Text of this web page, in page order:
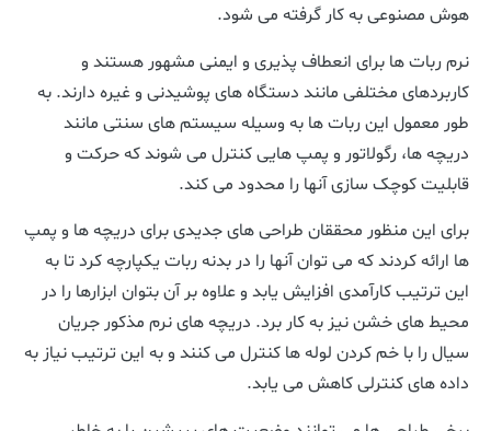
هوش مصنوعی به کار گرفته می شود.
نرم ربات ها برای انعطاف پذیری و ایمنی مشهور هستند و
کاربردهای مختلفی مانند دستگاه های پوشیدنی و غیره دارند. به
طور معمول این ربات ها به وسیله سیستم های سنتی مانند
دریچه ها، رگولاتور و پمپ هایی کنترل می شوند که حرکت و
قابلیت کوچک سازی آنها را محدود می کند.
برای این منظور محققان طراحی های جدیدی برای دریچه ها و پمپ
ها ارائه کردند که می توان آنها را در بدنه ربات یکپارچه کرد تا به
این ترتیب کارآمدی افزایش یابد و علاوه بر آن بتوان ابزارها را در
محیط های خشن نیز به کار برد. دریچه های نرم مذکور جریان
سیال را با خم کردن لوله ها کنترل می کنند و به این ترتیب نیاز به
داده های کنترلی کاهش می یابد.